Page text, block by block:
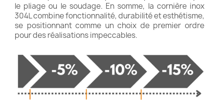
le pliage ou le soudage. En somme, la cornière inox
304L combine fonctionnalité, durabilité et esthétisme,
se positionnant comme un choix de premier ordre
pour des réalisations impeccables.